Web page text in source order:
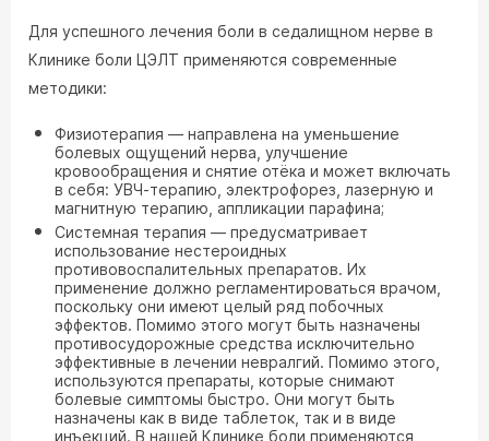
Для успешного лечения боли в седалищном нерве в
Клинике боли ЦЭЛТ применяются современные
методики:
Физиотерапия — направлена на уменьшение
болевых ощущений нерва, улучшение
кровообращения и снятие отёка и может включать
в себя: УВЧ-терапию, электрофорез, лазерную и
магнитную терапию, аппликации парафина;
Системная терапия — предусматривает
использование нестероидных
противовоспалительных препаратов. Их
применение должно регламентироваться врачом,
поскольку они имеют целый ряд побочных
эффектов. Помимо этого могут быть назначены
противосудорожные средства исключительно
эффективные в лечении невралгий. Помимо этого,
используются препараты, которые снимают
болевые симптомы быстро. Они могут быть
назначены как в виде таблеток, так и в виде
инъекций. В нашей Клинике боли применяются